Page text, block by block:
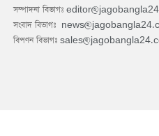
সম্পাদনা বিভাগঃ
সংবাদ বিভাগঃ
বিপণন বিভাগঃ